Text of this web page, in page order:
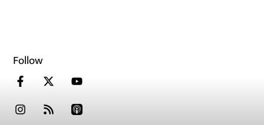
Follow